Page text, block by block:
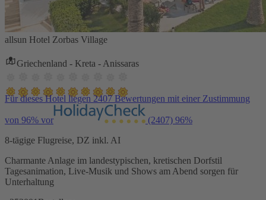
allsun Hotel Zorbas Village
Griechenland - Kreta - Anissaras
Für dieses Hotel liegen 2407 Bewertungen mit einer Zustimmung
von 96% vor (2407) 96%
8-tägige Flugreise, DZ inkl. AI
Charmante Anlage im landestypischen, kretischen Dorfstil
Tagesanimation, Live-Musik und Shows am Abend sorgen für
Unterhaltung